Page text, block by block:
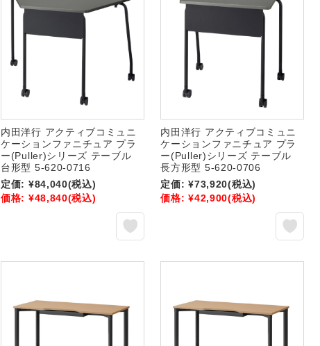
内田洋行 アクティブコミュニ
ケーションファニチュア プラ
ー(Puller)シリーズ テーブル
台形型 5-620-0716
定価: ¥84,040(税込)
価格: ¥48,840(税込)
内田洋行 アクティブコミュニ
ケーションファニチュア プラ
ー(Puller)シリーズ テーブル
長方形型 5-620-0706
定価: ¥73,920(税込)
価格: ¥42,900(税込)